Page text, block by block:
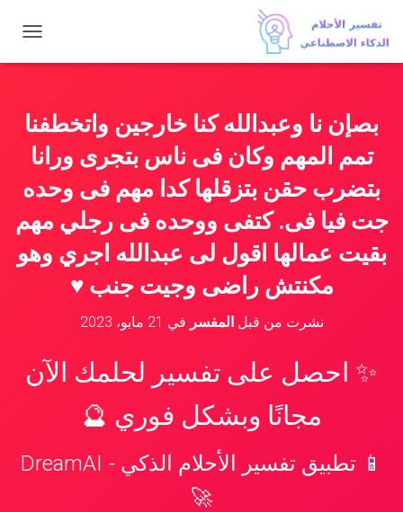
ب
ل
ا
ل
ت
ق
بصإن نا وعبدالله كنا خارجين واتخطفنا
تمم المهم وكان فى ناس بتجرى ورانا
بتضرب حقن بتزقلها كدا مهم فى وحده
جت فيا فى. كتفى ووحده فى رجلي مهم
بقيت عمالها اقول لى عبدالله اجري وهو
مكنتش راضى وجيت جنب ♥
نشرت من قبلالمفسر في 21 مايو، 2023
✨ احصل على تفسير لحلمك الآن
مجانًا وبشكل فوري 🔮
📱 تطبيق تفسير الأحلام الذكي - DreamAI
🚀